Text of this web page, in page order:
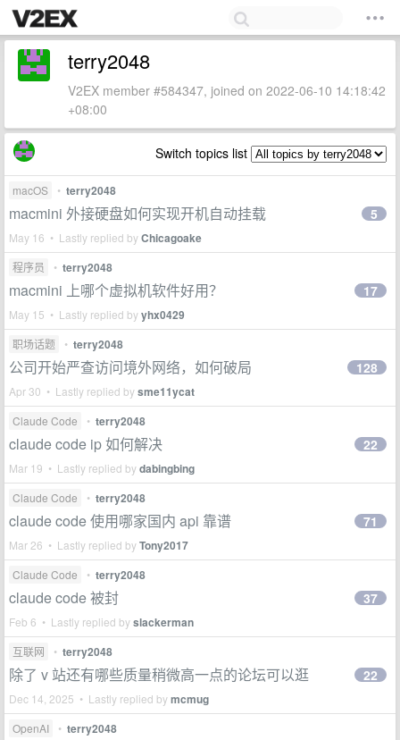
terry2048
V2EX member #584347, joined on 2022-06-10 14:18:42
+08:00
Switch topics list
macOS • terry2048
macmini 外接硬盘如何实现开机自动挂载
May 16 • Lastly replied byChicagoake
5
程序员 • terry2048
macmini 上哪个虚拟机软件好用？
May 15 • Lastly replied byyhx0429
17
职场话题 • terry2048
公司开始严查访问境外网络，如何破局
Apr 30 • Lastly replied bysme11ycat
128
Claude Code • terry2048
claude code ip 如何解决
Mar 19 • Lastly replied bydabingbing
22
Claude Code • terry2048
claude code 使用哪家国内 api 靠谱
Mar 26 • Lastly replied byTony2017
71
Claude Code • terry2048
claude code 被封
Feb 6 • Lastly replied byslackerman
37
互联网 • terry2048
除了 v 站还有哪些质量稍微高一点的论坛可以逛
Dec 14, 2025 • Lastly replied bymcmug
22
OpenAI • terry2048